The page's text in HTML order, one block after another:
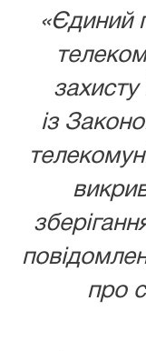
«Єдиний
захисту
із
про